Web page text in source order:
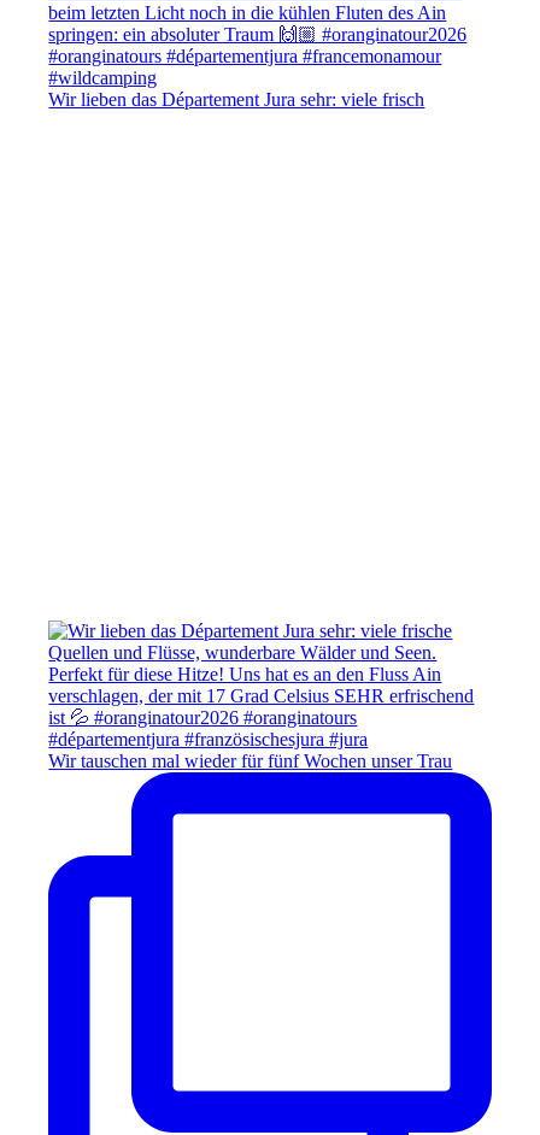
Wir lieben das Département Jura sehr: viele frisch
Wir tauschen mal wieder für fünf Wochen unser Trau